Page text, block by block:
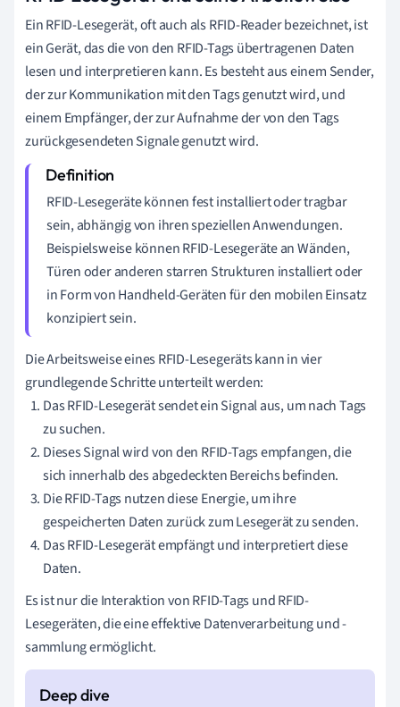
Ein RFID-Lesegerät, oft auch als RFID-Reader bezeichnet, ist
ein Gerät, das die von den RFID-Tags übertragenen Daten
lesen und interpretieren kann. Es besteht aus einem Sender,
der zur Kommunikation mit den Tags genutzt wird, und
einem Empfänger, der zur Aufnahme der von den Tags
zurückgesendeten Signale genutzt wird.
RFID-Lesegeräte können fest installiert oder tragbar
sein, abhängig von ihren speziellen Anwendungen.
Beispielsweise können RFID-Lesegeräte an Wänden,
Türen oder anderen starren Strukturen installiert oder
in Form von Handheld-Geräten für den mobilen Einsatz
konzipiert sein.
Die Arbeitsweise eines RFID-Lesegeräts kann in vier
grundlegende Schritte unterteilt werden:
Das RFID-Lesegerät sendet ein Signal aus, um nach Tags
zu suchen.
Dieses Signal wird von den RFID-Tags empfangen, die
sich innerhalb des abgedeckten Bereichs befinden.
Die RFID-Tags nutzen diese Energie, um ihre
gespeicherten Daten zurück zum Lesegerät zu senden.
Das RFID-Lesegerät empfängt und interpretiert diese
Daten.
Es ist nur die Interaktion von RFID-Tags und RFID-
Lesegeräten, die eine effektive Datenverarbeitung und -
sammlung ermöglicht.